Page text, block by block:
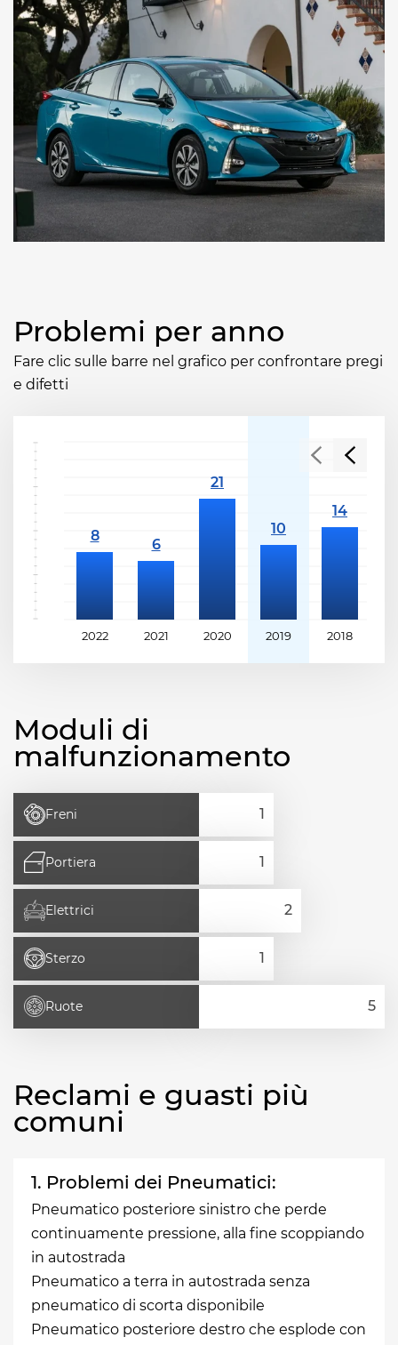
Problemi per anno
Fare clic sulle barre nel grafico per confrontare pregi
e difetti
2022 2021 2020 2019 2018
Moduli di
malfunzionamento
Freni
Portiera
Elettrici
Sterzo
Ruote
Reclami e guasti più
comuni
1. Problemi dei Pneumatici:
Pneumatico posteriore sinistro che perde
continuamente pressione, alla fine scoppiando
in autostrada
Pneumatico a terra in autostrada senza
pneumatico di scorta disponibile
Pneumatico posteriore destro che esplode con